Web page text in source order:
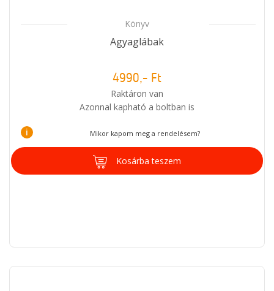
Könyv
Agyaglábak
4990,- Ft
Raktáron van
Azonnal kapható a boltban is
i Mikor kapom meg a rendelésem?
Kosárba teszem